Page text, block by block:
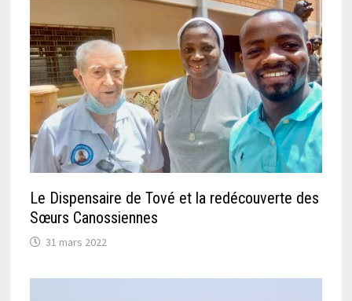
Le Dispensaire de Tové et la redécouverte des
Sœurs Canossiennes
31 mars 2022